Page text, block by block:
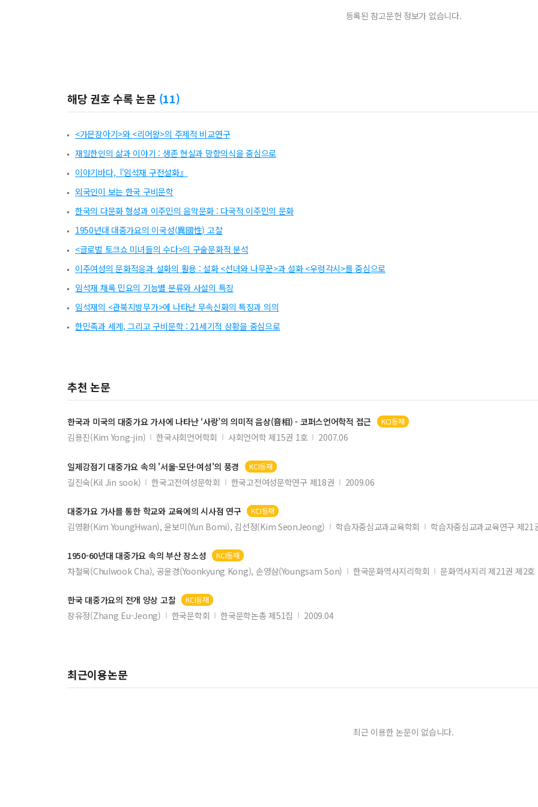
등록된 참고문헌 정보가 없습니다.
해당 권호 수록 논문 (11)
<가믄장아기>와 <리어왕>의 주제적 비교연구
재일한인의 삶과 이야기 : 생존 현실과 망향의식을 중심으로
이야기바다,『임석재 구전설화』
외국인이 보는 한국 구비문학
한국의 다문화 형성과 이주민의 음악문화 : 다국적 이주민의 문화
1950년대 대중가요의 이국성(異國性) 고찰
<글로벌 토크쇼 미녀들의 수다>의 구술문화적 분석
이주여성의 문화적응과 설화의 활용 : 설화 <선녀와 나무꾼>과 설화 <우렁각시>를 중심으로
임석재 채록 민요의 기능별 분류와 사설의 특징
임석재의 <관북지방무가>에 나타난 무속신화의 특징과 의의
한민족과 세계, 그리고 구비문학 : 21세기적 상황을 중심으로
추천 논문
한국과 미국의 대중가요가사에 나타난 ‘사랑’의 의미적 음상(音相) - 코퍼스언어학적 접근 KCI등재
김용진(Kim Yong-jin) 한국사회언어학회 사회언어학 제15권 1호 2007.06
일제강점기 대중가요 속의 '서울-모던-여성'의 풍경 KCI등재
길진숙(Kil Jin sook) 한국고전여성문학회 한국고전여성문학연구 제18권 2009.06
대중가요가사를 통한 학교와 교육에의 시사점 연구 KCI등재
김영환(Kim YoungHwan), 윤보미(Yun Bomi), 김선정(Kim SeonJeong) 학습자중심교과교육학회 학습자중심교과교육연구 제21
1950-60년대 대중가요 속의 부산 장소성 KCI등재
차철욱(Chulwook Cha), 공윤경(Yoonkyung Kong), 손영삼(Youngsam Son) 한국문화역사지리학회 문화역사지리 제21권 제2호
한국 대중가요의 전개 양상 고찰 KCI등재
장유정(Zhang Eu-Jeong) 한국문학회 한국문학논총 제51집 2009.04
최근이용논문
최근 이용한 논문이 없습니다.